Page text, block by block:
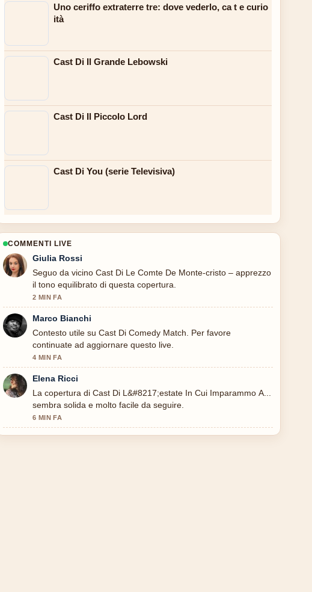
Uno ceriffo extraterre tre: dove vederlo, ca t e curio
ità
Cast Di Il Grande Lebowski
Cast Di Il Piccolo Lord
Cast Di You (serie Televisiva)
COMMENTI LIVE
Giulia Rossi
Seguo da vicino Cast Di Le Comte De Monte-cristo – apprezzo
il tono equilibrato di questa copertura.
2 MIN FA
Marco Bianchi
Contesto utile su Cast Di Comedy Match. Per favore
continuate ad aggiornare questo live.
4 MIN FA
Elena Ricci
La copertura di Cast Di L&#8217;estate In Cui Imparammo A...
sembra solida e molto facile da seguire.
6 MIN FA